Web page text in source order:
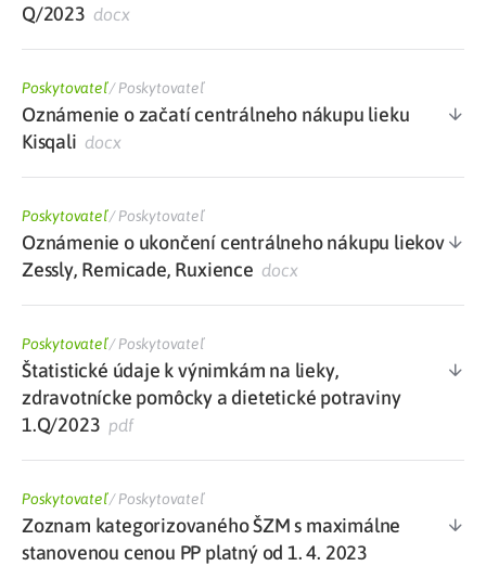
Q/2023 docx
Poskytovateľ/Poskytovateľ
Oznámenie o začatí centrálneho nákupu lieku
Kisqali docx
Poskytovateľ/Poskytovateľ
Oznámenie o ukončení centrálneho nákupu liekov
Zessly, Remicade, Ruxience docx
Poskytovateľ/Poskytovateľ
Štatistické údaje k výnimkám na lieky,
zdravotnícke pomôcky a dietetické potraviny
1.Q/2023 pdf
Poskytovateľ/Poskytovateľ
Zoznam kategorizovaného ŠZM s maximálne
stanovenou cenou PP platný od 1. 4. 2023